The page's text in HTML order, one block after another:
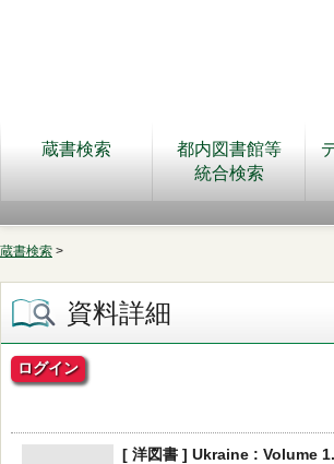
蔵書検索
都内図書館等
統合検索
蔵書検索 >
資料詳細
ログイン
[ 洋図書 ] Ukraine : Volume